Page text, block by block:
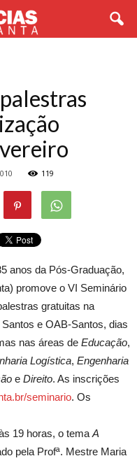
119
anos da Pós-Graduação,
promove o VI Seminário
gratuitas na
e OAB-Santos, dias
nas áreas de Educação,
Logística, Engenharia
e Direito. As inscrições
seminario. Os
19 horas, o tema A
pela Profª. Mestre Maria